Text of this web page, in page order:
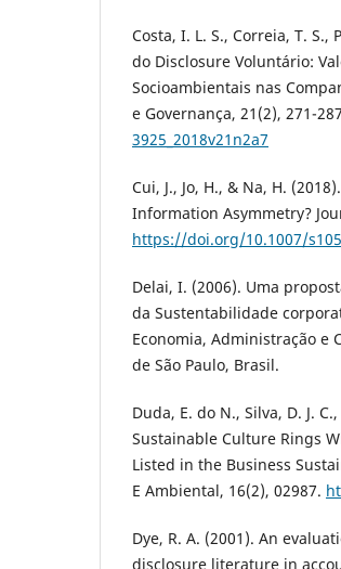
Costa, I. L. S., Correia, T. S.,
do Disclosure Voluntário:
Socioambientais nas
e Governança, 21(2), 271-
3925_2018v21n2a7
Cui, J., Jo, H., & Na, H.
Information Asymmetry?
https://doi.org/10.1007/
Delai, I. (2006). Uma
da Sustentabilidade
Economia, Administração e
de São Paulo, Brasil.
Duda, E. do N., Silva, D. J.
Sustainable Culture Rings
Listed in the Business
E Ambiental, 16(2), 02987.
Dye, R. A. (2001). An
disclosure literature in